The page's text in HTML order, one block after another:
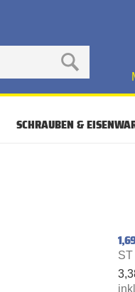
SCHRAUBEN &
ST